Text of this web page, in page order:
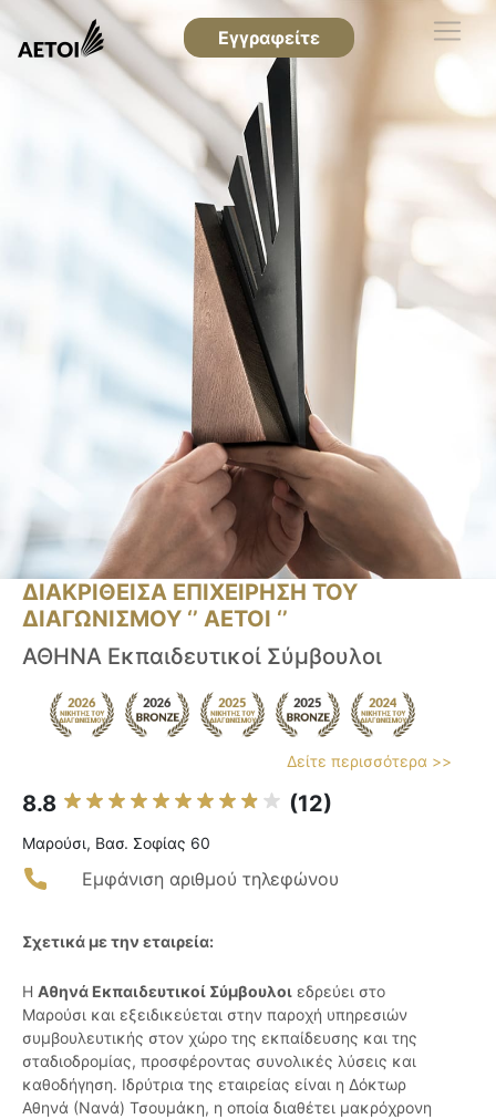
Εγγραφείτε
ΔΙΑΚΡΙΘΕΙΣΑ ΕΠΙΧΕΙΡΗΣΗ ΤΟΥ
ΔΙΑΓΩΝΙΣΜΟΥ ‘’ ΑΕΤΟΙ ‘’
ΑΘΗΝΑ Εκπαιδευτικοί Σύμβουλοι
Δείτε περισσότερα >>
8.8 (12)
Μαρούσι, Βασ. Σοφίας 60
Εμφάνιση αριθμού τηλεφώνου
Σχετικά με την εταιρεία:
Η Αθηνά Εκπαιδευτικοί Σύμβουλοι εδρεύει στο
Μαρούσι και εξειδικεύεται στην παροχή υπηρεσιών
συμβουλευτικής στον χώρο της εκπαίδευσης και της
σταδιοδρομίας, προσφέροντας συνολικές λύσεις και
καθοδήγηση. Ιδρύτρια της εταιρείας είναι η Δόκτωρ
Αθηνά (Νανά) Τσουμάκη, η οποία διαθέτει μακρόχρονη